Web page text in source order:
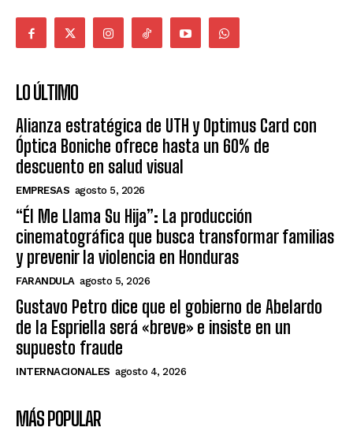
LO ÚLTIMO
Alianza estratégica de UTH y Optimus Card con
Óptica Boniche ofrece hasta un 60% de
descuento en salud visual
EMPRESAS agosto 5, 2026
“Él Me Llama Su Hija”: La producción
cinematográfica que busca transformar familias
y prevenir la violencia en Honduras
FARANDULA agosto 5, 2026
Gustavo Petro dice que el gobierno de Abelardo
de la Espriella será «breve» e insiste en un
supuesto fraude
INTERNACIONALES agosto 4, 2026
MÁS POPULAR